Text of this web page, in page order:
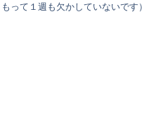
って１週も欠かしていないです）